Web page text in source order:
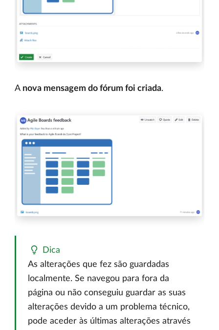
A nova mensagem do fórum foi criada.
Dica
As alterações que fez são guardadas
localmente. Se navegou para fora da
página ou não conseguiu guardar as suas
alterações devido a um problema técnico,
pode aceder às últimas alterações através